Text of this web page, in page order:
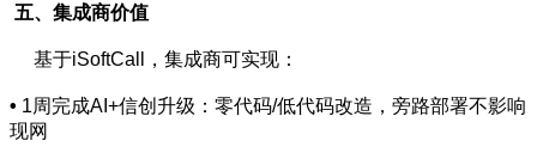
五、集成商价值
基于iSoftCall，集成商可实现：
• 1周完成AI+信创升级：零代码/低代码改造，旁路部署不影响
现网